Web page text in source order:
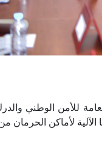
للأمن الوطني
لأماكن الحرمان